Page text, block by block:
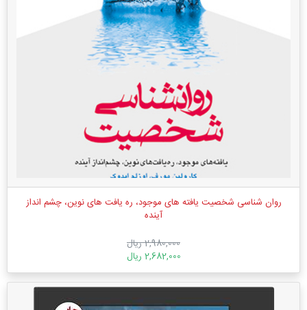
روان شناسی شخصیت یافته های موجود، ره یافت های نوین، چشم انداز
آینده
2,980,000 ریال
2,682,000 ریال